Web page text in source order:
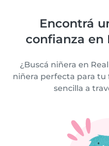
Encontrá
confianza en
¿Buscá niñera en
niñera perfecta para
sencilla a